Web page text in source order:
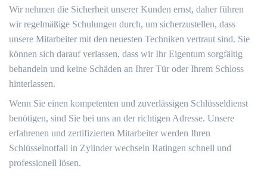
Wir nehmen die Sicherheit unserer Kunden ernst, daher führen
wir regelmäßige Schulungen durch, um sicherzustellen, dass
unsere Mitarbeiter mit den neuesten Techniken vertraut sind.​ Sie
können sich darauf verlassen, dass wir Ihr Eigentum sorgfältig
behandeln und keine Schäden an Ihrer Tür oder Ihrem Schloss
hinterlassen.​
Wenn Sie einen kompetenten und zuverlässigen Schlüsseldienst
benötigen, sind Sie bei uns an der richtigen Adresse.​ Unsere
erfahrenen und zertifizierten Mitarbeiter werden Ihren
Schlüsselnotfall in Zylinder wechseln Ratingen schnell und
professionell lösen.​